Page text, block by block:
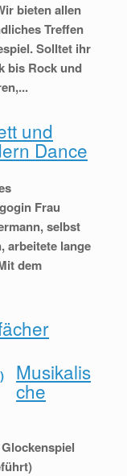
bieten allen
Treffen
Solltet ihr
bis Rock und
und
Dance
Frau
selbst
arbeitete lange
dem
Musikalis
che